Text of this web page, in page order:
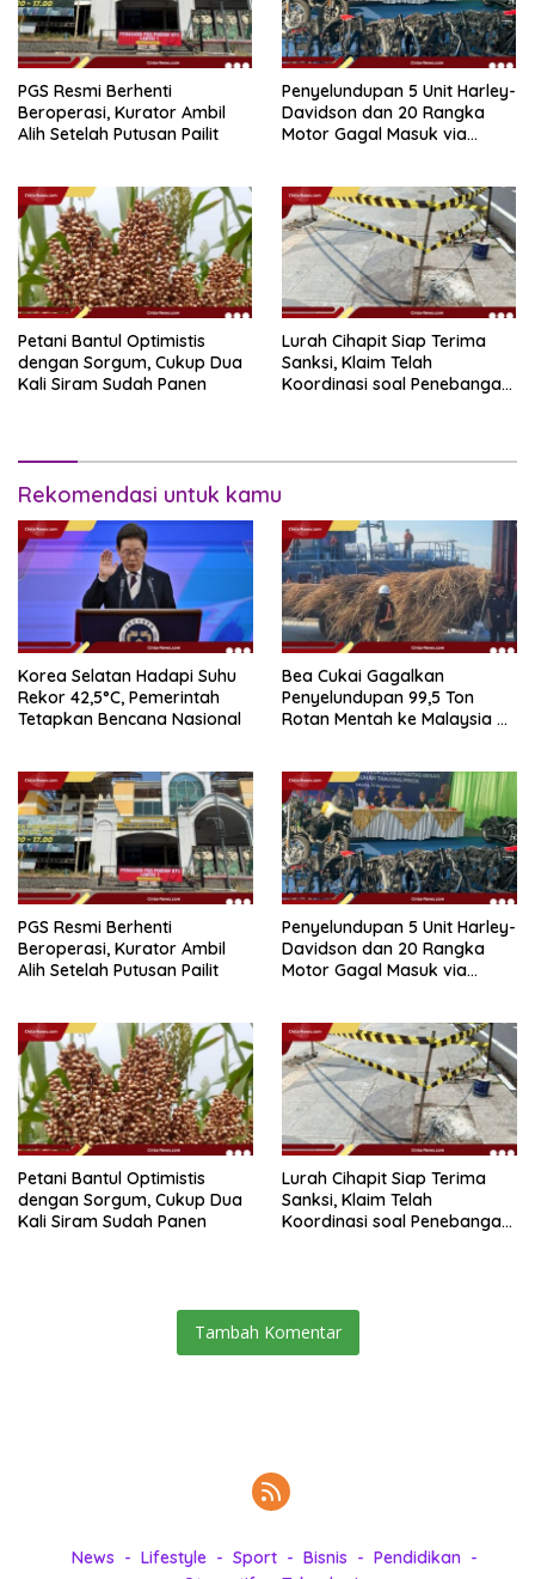
PGS Resmi Berhenti
Beroperasi, Kurator Ambil
Alih Setelah Putusan Pailit
Penyelundupan 5 Unit Harley-
Davidson dan 20 Rangka
Motor Gagal Masuk via
Petani Bantul Optimistis
dengan Sorgum, Cukup Dua
Kali Siram Sudah Panen
Lurah Cihapit Siap Terima
Sanksi, Klaim Telah
Koordinasi soal Penebangan
Rekomendasi untuk kamu
Korea Selatan Hadapi Suhu
Rekor 42,5°C, Pemerintah
Tetapkan Bencana Nasional
Bea Cukai Gagalkan
Penyelundupan 99,5 Ton
Rotan Mentah ke Malaysia di
PGS Resmi Berhenti
Beroperasi, Kurator Ambil
Alih Setelah Putusan Pailit
Penyelundupan 5 Unit Harley-
Davidson dan 20 Rangka
Motor Gagal Masuk via
Petani Bantul Optimistis
dengan Sorgum, Cukup Dua
Kali Siram Sudah Panen
Lurah Cihapit Siap Terima
Sanksi, Klaim Telah
Koordinasi soal Penebangan
Tambah Komentar
News Lifestyle Sport Bisnis
Pendidikan